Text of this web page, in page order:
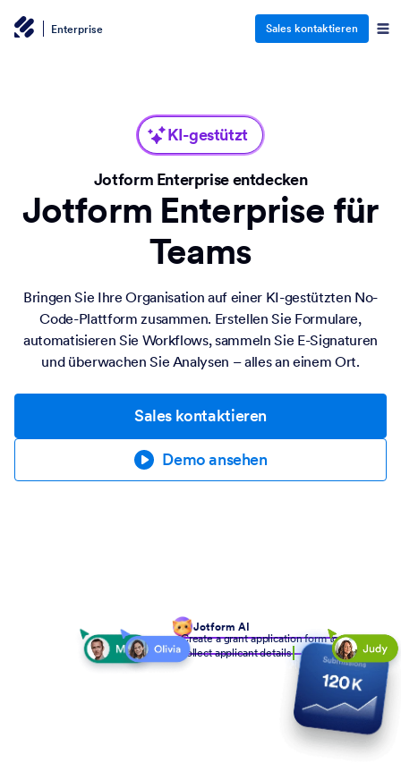
Enterprise Sales kontaktieren
KI-gestützt
Jotform Enterprise entdecken
Jotform Enterprise für
Teams
Bringen Sie Ihre Organisation auf einer KI-gestützten No-
Code-Plattform zusammen. Erstellen Sie Formulare,
automatisieren Sie Workflows, sammeln Sie E-Signaturen
und überwachen Sie Analysen – alles an einem Ort.
Sales kontaktieren
Demo ansehen
Jotform AI
Create a grant application form to
collect applicant details